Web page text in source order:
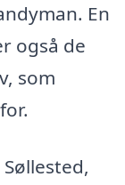
En
også de
som